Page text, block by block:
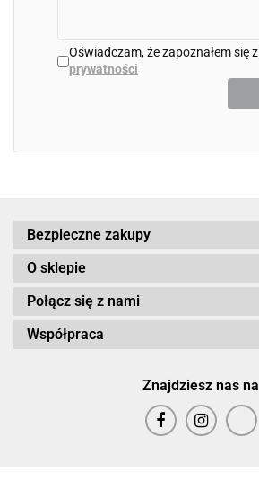
Oświadczam, że zapoznałem się z
prywatności
Bezpieczne zakupy
O sklepie
Połącz się z nami
Współpraca
Znajdziesz nas na